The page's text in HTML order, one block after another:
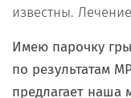
известны.
Имею парочку
по результатам
предлагает наша